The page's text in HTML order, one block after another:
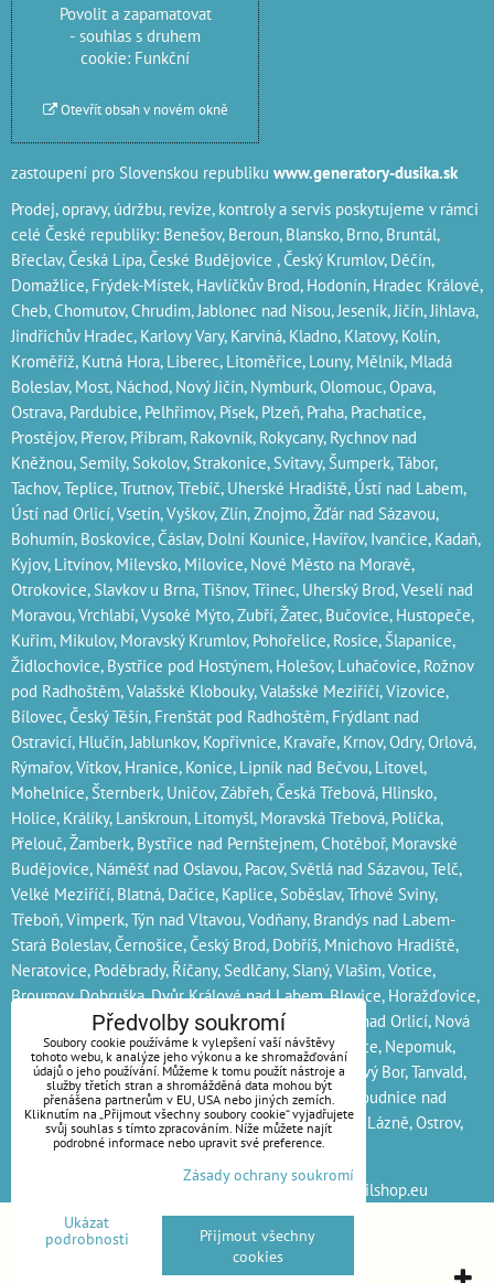
Povolit a zapamatovat
- souhlas s druhem
cookie: Funkční
Otevřít obsah v novém okně
zastoupení pro Slovenskou republiku www.generatory-dusika.sk
Prodej, opravy, údržbu, revize, kontroly a servis poskytujeme v rámci
celé České republiky: Benešov, Beroun, Blansko, Brno, Bruntál,
Břeclav, Česká Lípa‎, České Budějovice‎ , Český Krumlov‎, Děčín‎,
Domažlice‎, Frýdek-Místek‎, Havlíčkův Brod‎, Hodonín, Hradec Králové‎,
Cheb‎, Chomutov‎, Chrudim‎, Jablonec nad Nisou‎, Jeseník‎, Jičín‎, Jihlava,
Jindřichův Hradec‎, Karlovy Vary‎, Karviná‎, Kladno‎, Klatovy‎, Kolín‎,
Kroměříž‎, Kutná Hora‎, Liberec‎, Litoměřice‎, Louny‎, Mělník‎, Mladá
Boleslav‎, Most‎, Náchod‎, Nový Jičín‎, Nymburk‎, Olomouc‎, Opava,
Ostrava‎, Pardubice‎, Pelhřimov‎, Písek‎‎, Plzeň‎‎‎, Praha‎, Prachatice‎,
Prostějov‎, Přerov‎, Příbram‎, Rakovník‎, Rokycany, Rychnov nad
Kněžnou, Semily‎, Sokolov‎, Strakonice, Svitavy, Šumperk, Tábor,
Tachov, Teplice, Trutnov‎, Třebíč, Uherské Hradiště, Ústí nad Labem‎,
Ústí nad Orlicí‎, Vsetín, Vyškov, Zlín, Znojmo, Žďár nad Sázavou,
Bohumín, Boskovice‎, Čáslav‎, Dolní Kounice‎, Havířov‎, Ivančice‎, Kadaň,
Kyjov, Litvínov‎, Milevsko‎, Milovice‎, Nové Město na Moravě‎,
Otrokovice‎‎, Slavkov u Brna‎, Tišnov‎, Třinec‎, Uherský Brod‎, Veselí nad
Moravou‎, Vrchlabí‎, Vysoké Mýto‎, Zubří‎, Žatec‎, Bučovice, Hustopeče,
Kuřim, Mikulov, Moravský Krumlov, Pohořelice, Rosice, Šlapanice,
Židlochovice, Bystřice pod Hostýnem, Holešov, Luhačovice, Rožnov
pod Radhoštěm, Valašské Klobouky, Valašské Meziříčí, Vizovice,
Bílovec, Český Těšín, Frenštát pod Radhoštěm, Frýdlant nad
Ostravicí, Hlučín, Jablunkov, Kopřivnice, Kravaře, Krnov, Odry, Orlová,
Rýmařov, Vítkov, Hranice, Konice, Lipník nad Bečvou, Litovel,
Mohelnice, Šternberk, Uničov, Zábřeh, Česká Třebová, Hlinsko,
Holice, Králíky, Lanškroun, Litomyšl, Moravská Třebová, Polička,
Přelouč, Žamberk, Bystřice nad Pernštejnem, Chotěboř, Moravské
Budějovice, Náměšť nad Oslavou, Pacov, Světlá nad Sázavou, Telč,
Velké Meziříčí, Blatná, Dačice, Kaplice, Soběslav, Trhové Sviny,
Třeboň, Vimperk, Týn nad Vltavou, Vodňany, Brandýs nad Labem-
Stará Boleslav, Černošice, Český Brod, Dobříš, Mnichovo Hradiště,
Neratovice, Poděbrady, Říčany, Sedlčany, Slaný, Vlašim, Votice,
Broumov, Dobruška, Dvůr Králové nad Labem, Blovice, Horažďovice,
Horšovský Týn, Hořovice, Hořice, Jaroměř, Kostelec nad Orlicí, Nová
Paka, Nové Město nad Metují, Nový Bydžov, Kralovice, Nepomuk,
Nýřany, Přeštice, Stod, Stříbro, Sušice, Jilemnice, Nový Bor, Tanvald,
Turnov, Železný Brod, Bílina, Lovosice, Podbořany, Roudnice nad
Labem, Rumburk, Varnsdorf, Aš, Kraslice, Mariánské Lázně, Ostrov,
Kralupy nad Vltavou a Lysá nad Labemkompresory
Sledujte nás na sociálních sítích:
Melds.eu
webmailshop.eu
Předvolby soukromí
Zásady ochrany soukromí
Předvolby soukromí
Soubory cookie používáme k vylepšení vaší návštěvy
tohoto webu, k analýze jeho výkonu a ke shromažďování
údajů o jeho používání. Můžeme k tomu použít nástroje a
služby třetích stran a shromážděná data mohou být
přenášena partnerům v EU, USA nebo jiných zemích.
Kliknutím na „Přijmout všechny soubory cookie“ vyjadřujete
svůj souhlas s tímto zpracováním. Níže můžete najít
podrobné informace nebo upravit své preference.
Zásady ochrany soukromí
Ukázat
podrobnosti
Přijmout všechny
cookies